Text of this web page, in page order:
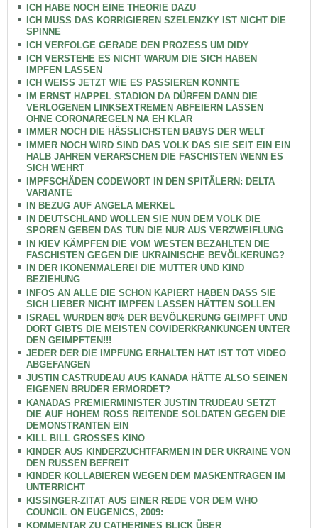
ICH HABE NOCH EINE THEORIE DAZU
ICH MUSS DAS KORRIGIEREN SZELENZKY IST NICHT DIE
SPINNE
ICH VERFOLGE GERADE DEN PROZESS UM DIDY
ICH VERSTEHE ES NICHT WARUM DIE SICH HABEN
IMPFEN LASSEN
ICH WEISS JETZT WIE ES PASSIEREN KONNTE
IM ERNST HAPPEL STADION DA DÜRFEN DANN DIE
VERLOGENEN LINKSEXTREMEN ABFEIERN LASSEN
OHNE CORONAREGELN NA EH KLAR
IMMER NOCH DIE HÄSSLICHSTEN BABYS DER WELT
IMMER NOCH WIRD SIND DAS VOLK DAS SIE SEIT EIN EIN
HALB JAHREN VERARSCHEN DIE FASCHISTEN WENN ES
SICH WEHRT
IMPFSCHÄDEN CODEWORT IN DEN SPITÄLERN: DELTA
VARIANTE
IN BEZUG AUF ANGELA MERKEL
IN DEUTSCHLAND WOLLEN SIE NUN DEM VOLK DIE
SPOREN GEBEN DAS TUN DIE NUR AUS VERZWEIFLUNG
IN KIEV KÄMPFEN DIE VOM WESTEN BEZAHLTEN DIE
FASCHISTEN GEGEN DIE UKRAINISCHE BEVÖLKERUNG?
IN DER IKONENMALEREI DIE MUTTER UND KIND
BEZIEHUNG
INFOS AN ALLE DIE SCHON KAPIERT HABEN DASS SIE
SICH LIEBER NICHT IMPFEN LASSEN HÄTTEN SOLLEN
ISRAEL WURDEN 80% DER BEVÖLKERUNG GEIMPFT UND
DORT GIBTS DIE MEISTEN COVIDERKRANKUNGEN UNTER
DEN GEIMPFTEN!!!
JEDER DER DIE IMPFUNG ERHALTEN HAT IST TOT VIDEO
ABGEFANGEN
JUSTIN CASTRUDEAU AUS KANADA HÄTTE ALSO SEINEN
EIGENEN BRUDER ERMORDET?
KANADAS PREMIERMINISTER JUSTIN TRUDEAU SETZT
DIE AUF HOHEM ROSS REITENDE SOLDATEN GEGEN DIE
DEMONSTRANTEN EIN
KILL BILL GROSSES KINO
KINDER AUS KINDERZUCHTFARMEN IN DER UKRAINE VON
DEN RUSSEN BEFREIT
KINDER KOLLABIEREN WEGEN DEM MASKENTRAGEN IM
UNTERRICHT
KISSINGER-ZITAT AUS EINER REDE VOR DEM WHO
COUNCIL ON EUGENICS, 2009:
KOMMENTAR ZU CATHERINES BLICK ÜBER